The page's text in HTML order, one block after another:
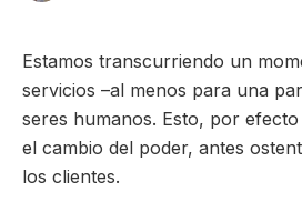
Estamos transcurriendo un
servicios –al menos para una
seres humanos. Esto, por
el cambio del poder, antes
los clientes.